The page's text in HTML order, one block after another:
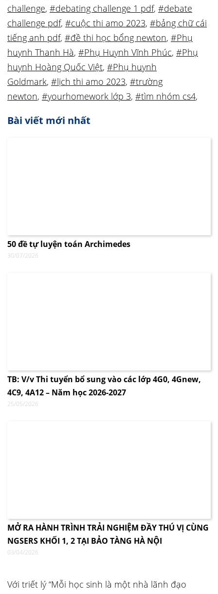
challenge, #debating challenge 1 pdf, #debate
challenge pdf, #cuộc thi amo 2023, #bảng chữ cái
tiếng anh pdf, #đề thi học bổng newton, #Phụ
huynh Thanh Hà, #Phụ Huynh Vĩnh Phúc, #Phụ
huynh Hoàng Quốc Việt, #Phụ huynh
Goldmark, #lịch thi amo 2023, #trường
newton, #yourhomework lớp 3, #tìm nhóm cs4,
Bài viết mới nhất
50 đề tự luyện toán Archimedes
30/07/2026
TB: V/v Thi tuyển bổ sung vào các lớp 4G0, 4Gnew,
4C9, 4A12 – Năm học 2026-2027
25/05/2026
MỞ RA HÀNH TRÌNH TRẢI NGHIỆM ĐẦY THÚ VỊ CÙNG
NGSERS KHỐI 1, 2 TẠI BẢO TÀNG HÀ NỘI
03/04/2026
Với triết lý “Mỗi học sinh là một nhà lãnh đạo